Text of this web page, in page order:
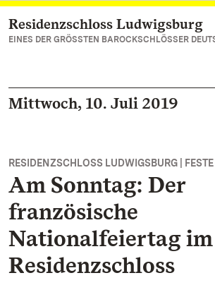
Zum Hauptinhalt springen
Residenzschloss Ludwigsburg
EINES DER GRÖSSTEN BAROCKSCHLÖSSER
Mittwoch, 10. Juli 2019
RESIDENZSCHLOSS LUDWIGSBURG |
Am Sonntag: Der
französische
Nationalfeiertag im
Residenzschloss